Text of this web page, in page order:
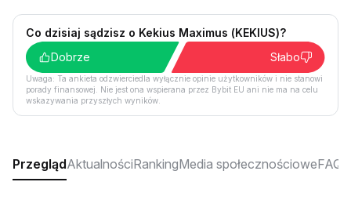
Co dzisiaj sądzisz o Kekius Maximus (KEKIUS)?
Dobrze
Słabo
Uwaga: Ta ankieta odzwierciedla wyłącznie opinie użytkowników i nie stanowi
porady finansowej. Nie jest ona wspierana przez Bybit EU ani nie ma na celu
wskazywania przyszłych wyników.
PrzeglądAktualnościRankingMedia społecznościoweFAQ